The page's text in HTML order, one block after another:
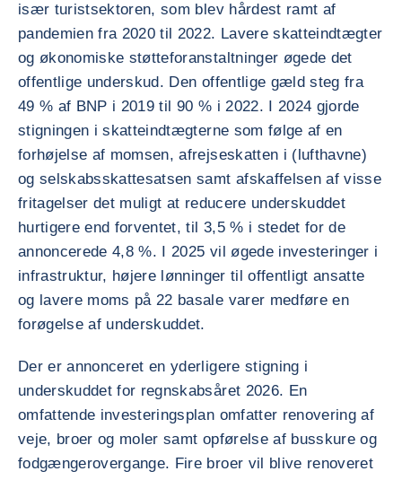
især turistsektoren, som blev hårdest ramt af
pandemien fra 2020 til 2022. Lavere skatteindtægter
og økonomiske støtteforanstaltninger øgede det
offentlige underskud. Den offentlige gæld steg fra
49 % af BNP i 2019 til 90 % i 2022. I 2024 gjorde
stigningen i skatteindtægterne som følge af en
forhøjelse af momsen, afrejseskatten i (lufthavne)
og selskabsskattesatsen samt afskaffelsen af visse
fritagelser det muligt at reducere underskuddet
hurtigere end forventet, til 3,5 % i stedet for de
annoncerede 4,8 %. I 2025 vil øgede investeringer i
infrastruktur, højere lønninger til offentligt ansatte
og lavere moms på 22 basale varer medføre en
forøgelse af underskuddet.
Der er annonceret en yderligere stigning i
underskuddet for regnskabsåret 2026. En
omfattende investeringsplan omfatter renovering af
veje, broer og moler samt opførelse af busskure og
fodgængerovergange. Fire broer vil blive renoveret